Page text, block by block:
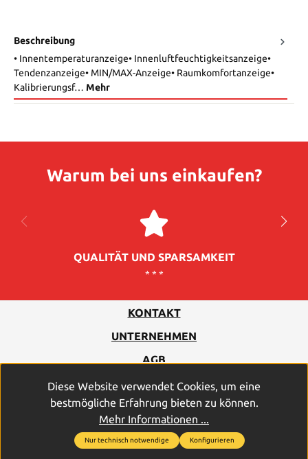
Beschreibung
• Innentemperaturanzeige• Innenluftfeuchtigkeitsanzeige•
Tendenzanzeige• MIN/MAX-Anzeige• Raumkomfortanzeige•
Kalibrierungsf… Mehr
Warum bei uns einkaufen?
QUALITÄT UND SPARSAMKEIT
* * *
KONTAKT
UNTERNEHMEN
AGB
DATENSCHUTZ
IMPRESSUM
© PROFICELL Batterien GmbH & Co. Vertriebs-KG
Diese Website verwendet Cookies, um eine
bestmögliche Erfahrung bieten zu können.
Mehr Informationen ...
Nur technisch notwendige Konfigurieren